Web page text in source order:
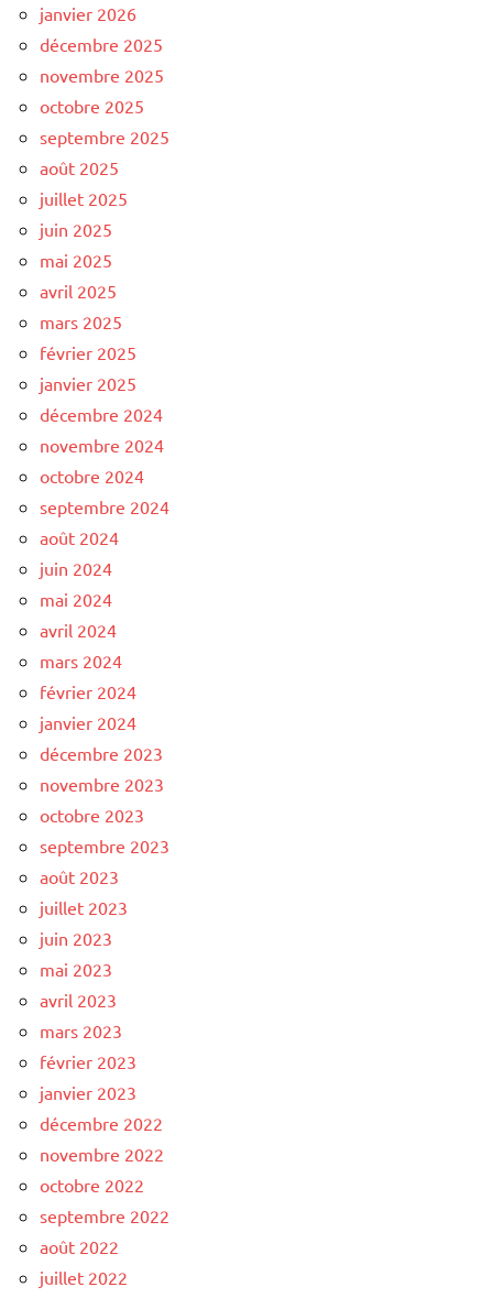
janvier 2026
décembre 2025
novembre 2025
octobre 2025
septembre 2025
août 2025
juillet 2025
juin 2025
mai 2025
avril 2025
mars 2025
février 2025
janvier 2025
décembre 2024
novembre 2024
octobre 2024
septembre 2024
août 2024
juin 2024
mai 2024
avril 2024
mars 2024
février 2024
janvier 2024
décembre 2023
novembre 2023
octobre 2023
septembre 2023
août 2023
juillet 2023
juin 2023
mai 2023
avril 2023
mars 2023
février 2023
janvier 2023
décembre 2022
novembre 2022
octobre 2022
septembre 2022
août 2022
juillet 2022